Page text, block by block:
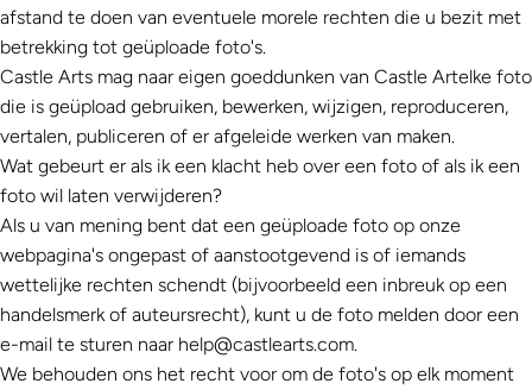
afstand te doen van eventuele morele rechten die u bezit met
betrekking tot geüploade foto's.
Castle Arts mag naar eigen goeddunken van Castle Artelke foto
die is geüpload gebruiken, bewerken, wijzigen, reproduceren,
vertalen, publiceren of er afgeleide werken van maken.
Wat gebeurt er als ik een klacht heb over een foto of als ik een
foto wil laten verwijderen?
Als u van mening bent dat een geüploade foto op onze
webpagina's ongepast of aanstootgevend is of iemands
wettelijke rechten schendt (bijvoorbeeld een inbreuk op een
handelsmerk of auteursrecht), kunt u de foto melden door een
e-mail te sturen naar help@castlearts.com.
We behouden ons het recht voor om de foto's op elk moment